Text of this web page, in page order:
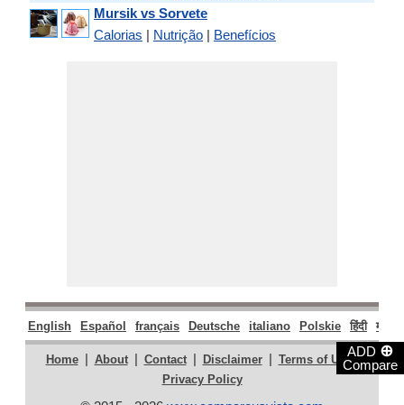
ADD ⊕
Compare
Mursik vs Sorvete
Calorias | Nutrição | Benefícios
English Español français Deutsche italiano Polskie हिंदी मराठी
Home | About | Contact | Disclaimer | Terms of Use |
Privacy Policy